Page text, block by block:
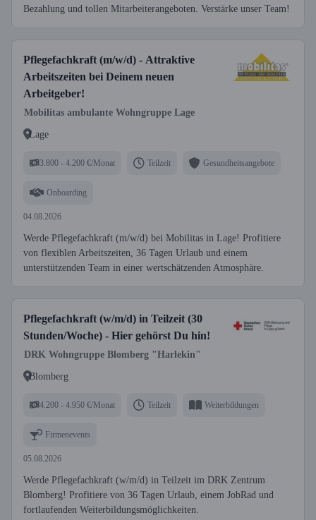
Bezahlung und tollen Mitarbeiterangeboten. Verstärke unser Team!
Pflegefachkraft (m/w/d) - Attraktive
Arbeitszeiten bei Deinem neuen
Arbeitgeber!
Mobilitas ambulante Wohngruppe Lage
Lage
3.800 - 4.200 €/Monat Teilzeit Gesundheitsangebote
Onboarding
04.08.2026
Werde Pflegefachkraft (m/w/d) bei Mobilitas in Lage! Profitiere
von flexiblen Arbeitszeiten, 36 Tagen Urlaub und einem
unterstützenden Team in einer wertschätzenden Atmosphäre.
Pflegefachkraft (w/m/d) in Teilzeit (30
Stunden/Woche) - Hier gehörst Du hin!
DRK Wohngruppe Blomberg "Harlekin"
Blomberg
4.200 - 4.950 €/Monat Teilzeit Weiterbildungen
Firmenevents
05.08.2026
Werde Pflegefachkraft (w/m/d) in Teilzeit im DRK Zentrum
Blomberg! Profitiere von 36 Tagen Urlaub, einem JobRad und
fortlaufenden Weiterbildungsmöglichkeiten.